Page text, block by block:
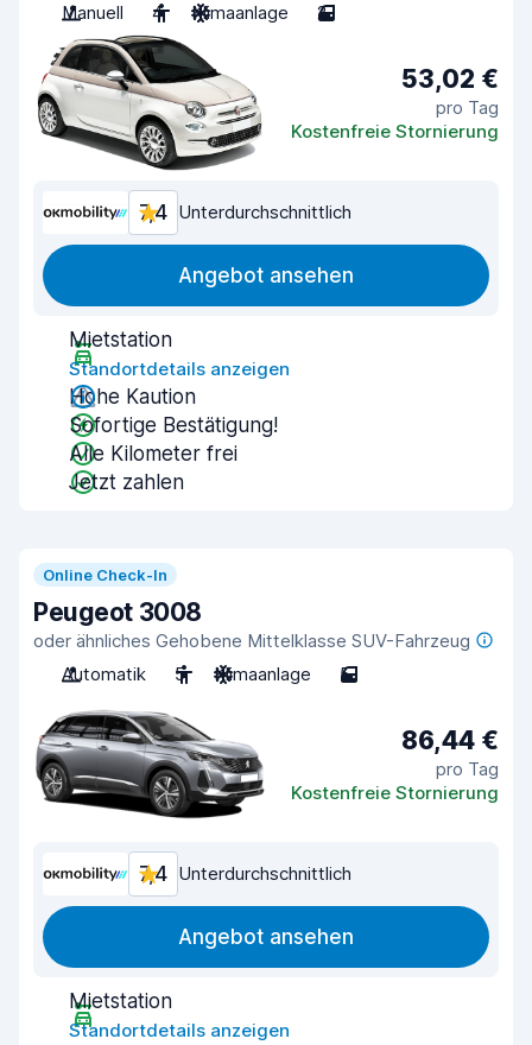
Manuell
4 Klimaanlage 2
53,02 €
pro Tag
Kostenfreie Stornierung
7,4 Unterdurchschnittlich
Angebot ansehen
Mietstation
Standortdetails anzeigen
Hohe Kaution
Sofortige Bestätigung!
Alle Kilometer frei
Jetzt zahlen
Online Check-In
Peugeot 3008
oder ähnliches Gehobene Mittelklasse SUV-Fahrzeug
Automatik
5 Klimaanlage 5
86,44 €
pro Tag
Kostenfreie Stornierung
7,4 Unterdurchschnittlich
Angebot ansehen
Mietstation
Standortdetails anzeigen